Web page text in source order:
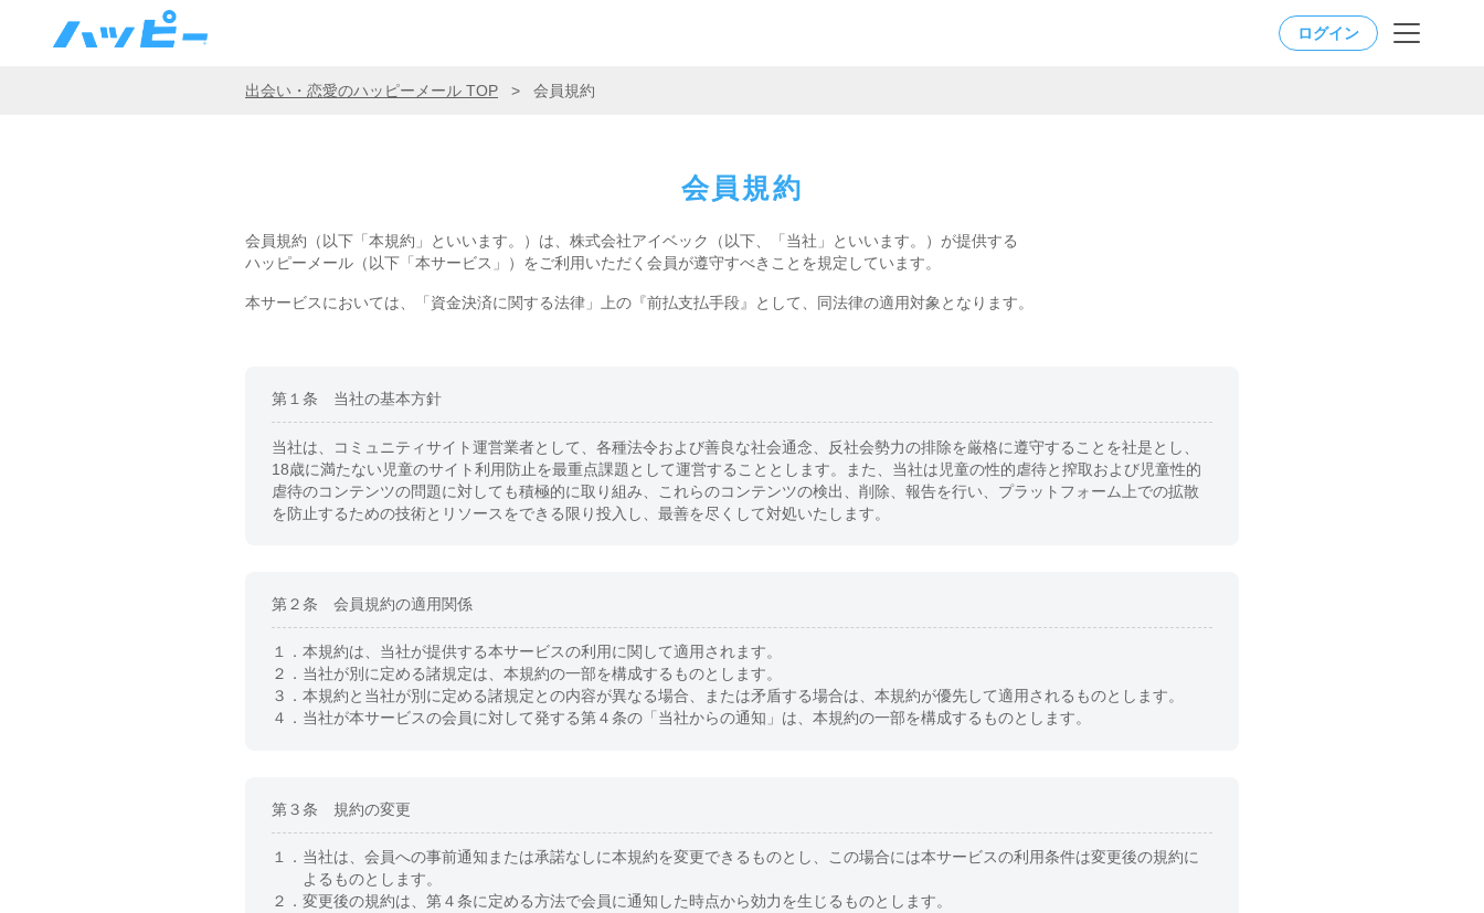
ログイン
出会い・恋愛のハッピーメール TOP > 会員規約
会員規約
会員規約（以下「本規約」といいます。）は、株式会社アイベック（以下、「当社」といいます。）が提供する
ハッピーメール（以下「本サービス」）をご利用いただく会員が遵守すべきことを規定しています。
本サービスにおいては、「資金決済に関する法律」上の『前払支払手段』として、同法律の適用対象となります。
第１条 当社の基本方針
当社は、コミュニティサイト運営業者として、各種法令および善良な社会通念、反社会勢力の排除を厳格に遵守することを社是とし、
18歳に満たない児童のサイト利用防止を最重点課題として運営することとします。また、当社は児童の性的虐待と搾取および児童性的
虐待のコンテンツの問題に対しても積極的に取り組み、これらのコンテンツの検出、削除、報告を行い、プラットフォーム上での拡散
を防止するための技術とリソースをできる限り投入し、最善を尽くして対処いたします。
第２条 会員規約の適用関係
１． 本規約は、当社が提供する本サービスの利用に関して適用されます。
２． 当社が別に定める諸規定は、本規約の一部を構成するものとします。
３． 本規約と当社が別に定める諸規定との内容が異なる場合、または矛盾する場合は、本規約が優先して適用されるものとします。
４． 当社が本サービスの会員に対して発する第４条の「当社からの通知」は、本規約の一部を構成するものとします。
第３条 規約の変更
１． 当社は、会員への事前通知または承諾なしに本規約を変更できるものとし、この場合には本サービスの利用条件は変更後の規約に
よるものとします。
２． 変更後の規約は、第４条に定める方法で会員に通知した時点から効力を生じるものとします。